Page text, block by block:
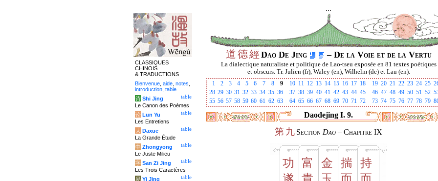
...
道 德經 Dao De Jing – De la Voie et de la Vertu
La dialectique naturaliste et politique de Lao-tseu exposée en 81 textes poétiques
et obscurs. Tr. Julien (fr), Waley (en), Wilhelm (de) et Lau (en).
1
2 3 4 5 6 7 8 9 10 11 12 13 14 15 16 17 18 19 20 21 22 23 24 25
28 29 30 31 32 33 34 35 36 37 38 39 40 41 42 43 44 45 46 47 48 49 50 51 52
55 56 57 58 59 60 61 62 63 64 65 66 67 68 69 70 71 72 73 74 75 76 77 78 79
Daodejing I. 9.
第 九 Section Dao – Chapitre IX
功
富
金
揣
持
CLASSIQUES
CHINOIS
& TRADUCTIONS
Bienvenue aide notes
introduction table
table
诗 Shi Jing
Le Canon des Poèmes
table
论 Lun Yu
Les Entretiens
table
大 Daxue
La Grande Étude
table
中 Zhongyong
Le Juste Milieu
table
字 San Zi Jing
Les Trois Caractères
table
易 Yi Jing